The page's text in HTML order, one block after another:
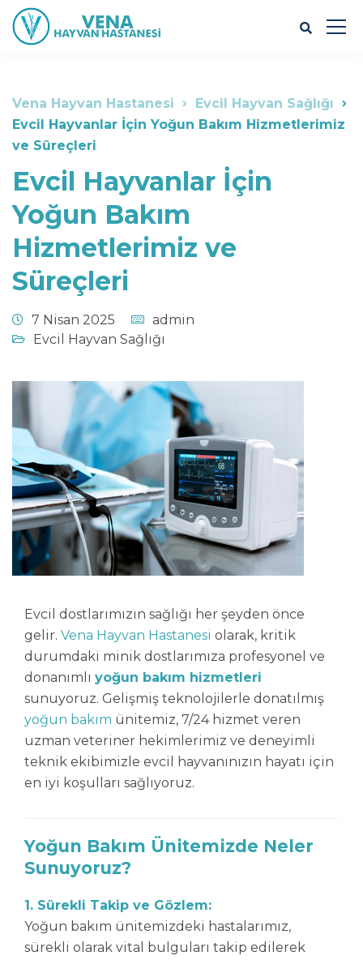
Vena Hayvan Hastanesi
Evcil Hayvan Sağlığı
Evcil Hayvanlar İçin Yoğun Bakım Hizmetlerimiz
ve Süreçleri
Evcil Hayvanlar İçin
Yoğun Bakım
Hizmetlerimiz ve
Süreçleri
7 Nisan 2025
admin
Evcil Hayvan Sağlığı
Evcil dostlarımızın sağlığı her şeyden önce
gelir. Vena Hayvan Hastanesi olarak, kritik
durumdaki minik dostlarımıza profesyonel ve
donanımlı yoğun bakım hizmetleri
sunuyoruz. Gelişmiş teknolojilerle donatılmış
yoğun bakım ünitemiz, 7/24 hizmet veren
uzman veteriner hekimlerimiz ve deneyimli
teknik ekibimizle evcil hayvanınızın hayatı için
en iyi koşulları sağlıyoruz.
Yoğun Bakım Ünitemizde Neler
Sunuyoruz?
1. Sürekli Takip ve Gözlem:
Yoğun bakım ünitemizdeki hastalarımız,
sürekli olarak vital bulguları takip edilerek